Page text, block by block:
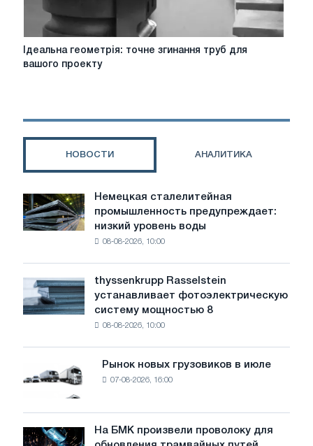
Ідеальна
геометрія:
для
Ідеальна геометрія: точне згинання труб для
вашого проекту
НОВОСТИ АНАЛИТИКА
Немецкая
сталелитейная
промышленность
предупреждает:
воды
угрожает
безопасности
Немецкая сталелитейная
промышленность предупреждает:
низкий уровень воды
08-08-2026, 10:00
thyssenkrupp
Rasselstein
устанавливает
фотоэлектрическую
достижения
целей
thyssenkrupp Rasselstein
устанавливает фотоэлектрическую
систему мощностью 8
08-08-2026, 10:00
Рынок
новых
грузовиков
в
июле
Рынок новых грузовиков в июле
07-08-2026, 16:00
На
На БМК произвели проволоку для